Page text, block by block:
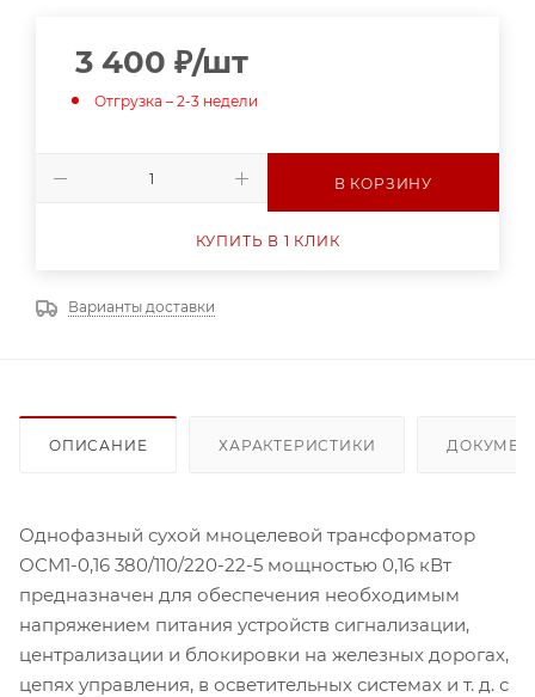
3 400 ₽/шт
Отгрузка – 2-3 недели
В КОРЗИНУ
КУПИТЬ В 1 КЛИК
Варианты доставки
ОПИСАНИЕ ХАРАКТЕРИСТИКИ
Однофазный сухой мноцелевой трансформатор
ОСМ1-0,16 380/110/220-22-5 мощностью 0,16 кВт
предназначен для обеспечения необходимым
напряжением питания устройств сигнализации,
централизации и блокировки на железных дорогах,
цепях управления, в осветительных системах и т. д. с